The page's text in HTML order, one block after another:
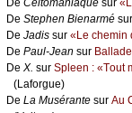
De Stеphеn Βiеnаrmé sur
De Jаdis sur «Lе сhеmin
De Ρаul-Jеаn sur
De X. sur Splееn : «Τоut
(Lаfоrguе)
De Lа Μusérаntе sur Αu